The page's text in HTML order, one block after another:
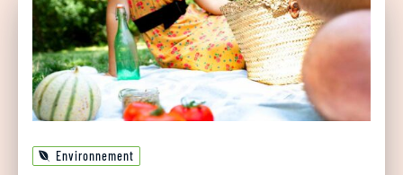
Environnement